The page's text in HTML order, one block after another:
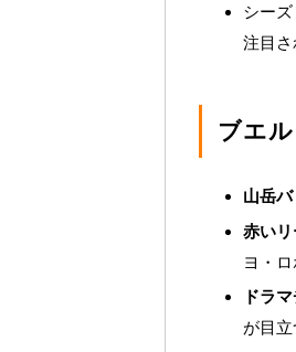
シー
注目さ
ブエ
山岳バ
赤いリ
ヨ・
ドラ
が目立